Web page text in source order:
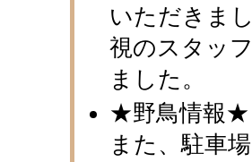
いただきま
視のスタッ
ました。
★野鳥情報★
また、駐車